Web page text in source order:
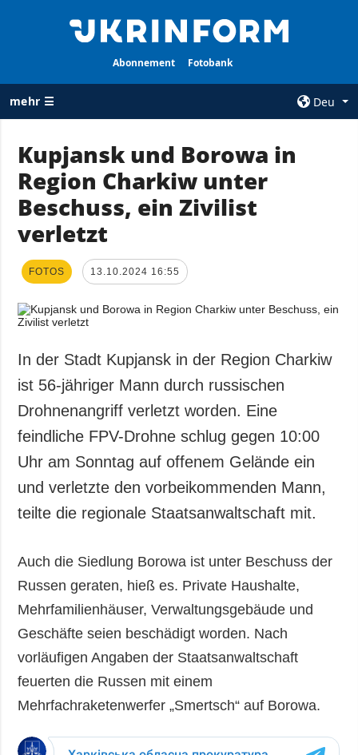
Abonnement Fotobank
mehr ☰
Deu
ALLE
RUBRIKEN
Krieg
Wiederaufbau
der Ukraine
Wirtschaft
Gesellschaft und
Kultur
Sport
Kriminalität
Notstand und
Notfälle
AGENTUR
Über uns
und zum Schutz
ZUSÄTZLICH
Interview
Fotos
Video
LEISTUNGEN
Fotobank
Kupjansk und Borowa in
Region Charkiw unter
Beschuss, ein Zivilist
verletzt
FOTOS 13.10.2024 16:55
In der Stadt Kupjansk in der Region Charkiw
ist 56-jähriger Mann durch russischen
Drohnenangriff verletzt worden. Eine
feindliche FPV-Drohne schlug gegen 10:00
Uhr am Sonntag auf offenem Gelände ein
und verletzte den vorbeikommenden Mann,
teilte die regionale Staatsanwaltschaft mit.
Auch die Siedlung Borowa ist unter Beschuss der
Russen geraten, hieß es. Private Haushalte,
Mehrfamilienhäuser, Verwaltungsgebäude und
Geschäfte seien beschädigt worden. Nach
vorläufigen Angaben der Staatsanwaltschaft
feuerten die Russen mit einem
Mehrfachraketenwerfer „Smertsch“ auf Borowa.